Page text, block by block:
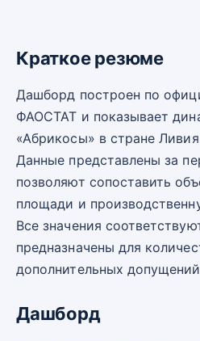
Краткое резюме
Дашборд построен по
ФАОСТАТ и показывает
«Абрикосы» в стране
Данные представлены за
позволяют сопоставить
площади и
Все значения
предназначены для
дополнительных
Дашборд